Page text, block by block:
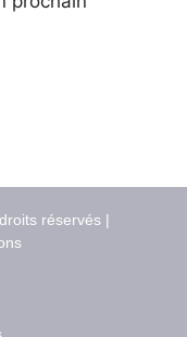
réservés |